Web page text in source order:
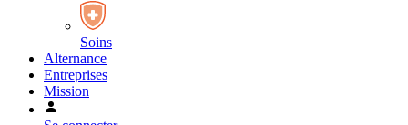
Soins
Alternance
Entreprises
Mission